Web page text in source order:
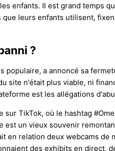
les enfants. Il est grand temps
leurs enfants utilisent,
?
populaire, a annoncé sa
site n'était plus viable, ni
est les allégations
sur TikTok, où le hashtag
est un vieux souvenir
en relation deux webcams de
des exhibits en direct,